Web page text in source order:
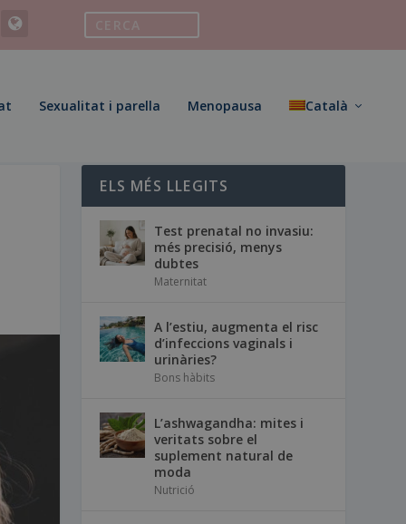
Sexualitat i parella Menopausa Català
ELS MÉS LLEGITS
Test prenatal no invasiu:
més precisió, menys
dubtes
Maternitat
A l’estiu, augmenta el risc
d’infeccions vaginals i
urinàries?
Bons hàbits
L’ashwagandha: mites i
veritats sobre el
suplement natural de
moda
Nutrició